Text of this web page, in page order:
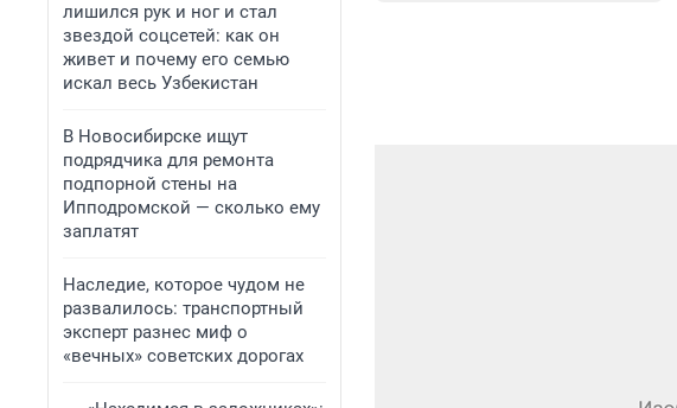
лишился рук и ног и стал
звездой соцсетей: как он
живет и почему его семью
искал весь Узбекистан
В Новосибирске ищут
подрядчика для ремонта
подпорной стены на
Ипподромской — сколько ему
заплатят
Наследие, которое чудом не
развалилось: транспортный
эксперт разнес миф о
«вечных» советских дорогах